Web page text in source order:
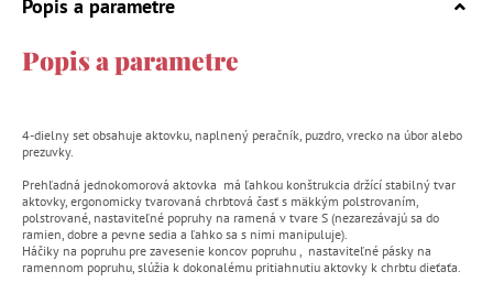
Popis a parametre
Popis a parametre
4-dielny set obsahuje aktovku, naplnený peračník, puzdro, vrecko na úbor alebo
prezuvky.
Prehľadná jednokomorová aktovka má ľahkou konštrukcia držící stabilný tvar
aktovky, ergonomicky tvarovaná chrbtová časť s mäkkým polstrovaním,
polstrované, nastaviteľné popruhy na ramená v tvare S (nezarezávajú sa do
ramien, dobre a pevne sedia a ľahko sa s nimi manipuluje).
Háčiky na popruhu pre zavesenie koncov popruhu , nastaviteľné pásky na
ramennom popruhu, slúžia k dokonalému pritiahnutiu aktovky k chrbtu dieťaťa.